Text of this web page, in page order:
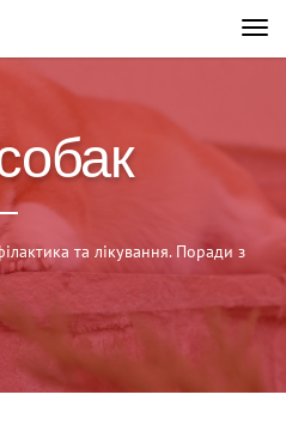
та лікування. Поради з